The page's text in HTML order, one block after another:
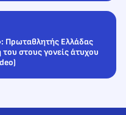
Πρωταθλητής Ελλάδας
στους γονείς άτυχου